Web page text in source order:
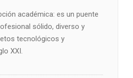
académica: es un puente
sólido, diverso y
tecnológicos y
XXI.